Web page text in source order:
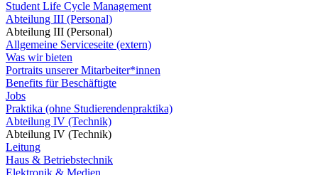
Student Life Cycle Management
Abteilung III (Personal)
Abteilung III (Personal)
Allgemeine Serviceseite (extern)
Was wir bieten
Portraits unserer Mitarbeiter*innen
Benefits für Beschäftigte
Jobs
Praktika (ohne Studierendenpraktika)
Abteilung IV (Technik)
Abteilung IV (Technik)
Leitung
Haus & Betriebstechnik
Elektronik & Medien